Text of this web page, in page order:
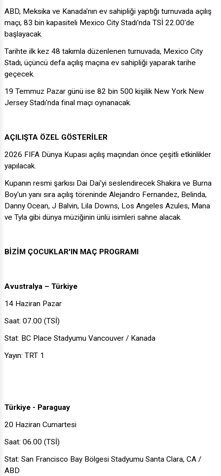
ABD, Meksika ve Kanada'nın ev sahipliği yaptığı turnuvada açılış
maçı, 83 bin kapasiteli Mexico City Stadı'nda TSİ 22.00'de
başlayacak.
Tarihte ilk kez 48 takımla düzenlenen turnuvada, Mexico City
Stadı, üçüncü defa açılış maçına ev sahipliği yaparak tarihe
geçecek.
19 Temmuz Pazar günü ise 82 bin 500 kişilik New York New
Jersey Stadı'nda final maçı oynanacak.
AÇILIŞTA ÖZEL GÖSTERİLER
2026 FIFA Dünya Kupası açılış maçından önce çeşitli etkinlikler
yapılacak.
Kupanın resmi şarkısı Dai Dai'yi seslendirecek Shakira ve Burna
Boy'un yanı sıra açılış töreninde Alejandro Fernandez, Belinda,
Danny Ocean, J Balvin, Lila Downs, Los Angeles Azules, Mana
ve Tyla gibi dünya müziğinin ünlü isimleri sahne alacak.
BİZİM ÇOCUKLAR'IN MAÇ PROGRAMI
Avustralya – Türkiye
14 Haziran Pazar
Saat: 07.00 (TSİ)
Stat: BC Place Stadyumu Vancouver / Kanada
Yayın: TRT 1
Türkiye - Paraguay
20 Haziran Cumartesi
Saat: 06.00 (TSİ)
Stat: San Francisco Bay Bölgesi Stadyumu Santa Clara, CA /
ABD